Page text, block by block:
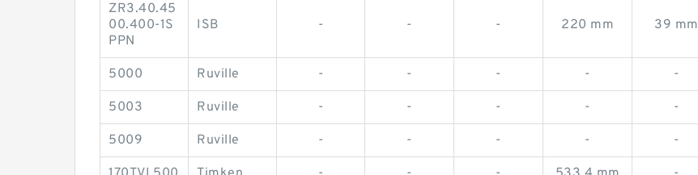
ZR3.40.45
00.400-1S
PPN
ISB - - - 220 mm 39 mm
5000 Ruville - - - - -
5003 Ruville - - - - -
5009 Ruville - - - - -